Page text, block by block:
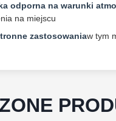
odporna na warunki
na miejscu
zastosowaniaw tym